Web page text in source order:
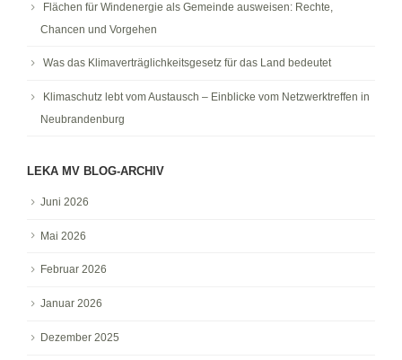
Flächen für Windenergie als Gemeinde ausweisen: Rechte,
Chancen und Vorgehen
Was das Klimaverträglichkeitsgesetz für das Land bedeutet
Klimaschutz lebt vom Austausch – Einblicke vom Netzwerktreffen in
Neubrandenburg
LEKA MV BLOG-ARCHIV
Juni 2026
Mai 2026
Februar 2026
Januar 2026
Dezember 2025